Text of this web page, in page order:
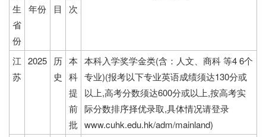
生
省
份
年份
目
次
江
苏
2025 历
史
本
科
提
前
批
本科入学奖学金类(含：人文、商科 等4 6个
专业)(报考以下专业英语成绩须达130分或
以上,高考分数须达600分或以上,按高考实
际分数排序择优录取,具体情况请登录
www.cuhk.edu.hk/adm/mainland)